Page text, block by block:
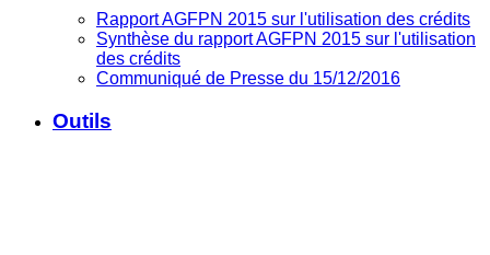
Rapport AGFPN 2015 sur l'utilisation des crédits
Synthèse du rapport AGFPN 2015 sur l'utilisation
des crédits
Communiqué de Presse du 15/12/2016
Outils